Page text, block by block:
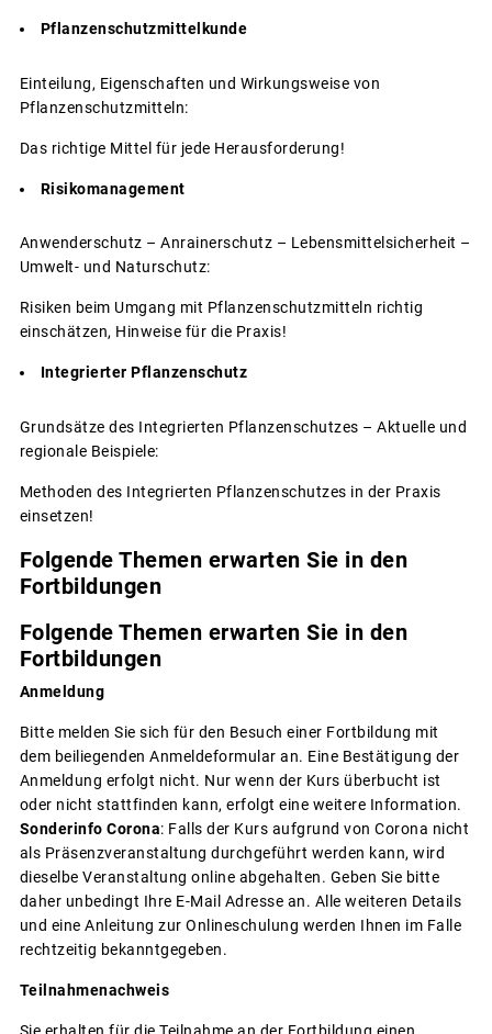
Pflanzenschutzmittelkunde
Einteilung, Eigenschaften und Wirkungsweise von
Pflanzenschutzmitteln:
Das richtige Mittel für jede Herausforderung!
Risikomanagement
Anwenderschutz – Anrainerschutz – Lebensmittelsicherheit –
Umwelt- und Naturschutz:
Risiken beim Umgang mit Pflanzenschutzmitteln richtig
einschätzen, Hinweise für die Praxis!
Integrierter Pflanzenschutz
Grundsätze des Integrierten Pflanzenschutzes – Aktuelle und
regionale Beispiele:
Methoden des Integrierten Pflanzenschutzes in der Praxis
einsetzen!
Folgende Themen erwarten Sie in den
Fortbildungen
Folgende Themen erwarten Sie in den
Fortbildungen
Anmeldung
Bitte melden Sie sich für den Besuch einer Fortbildung mit
dem beiliegenden Anmeldeformular an. Eine Bestätigung der
Anmeldung erfolgt nicht. Nur wenn der Kurs überbucht ist
oder nicht stattfinden kann, erfolgt eine weitere Information.
Sonderinfo Corona: Falls der Kurs aufgrund von Corona nicht
als Präsenzveranstaltung durchgeführt werden kann, wird
dieselbe Veranstaltung online abgehalten. Geben Sie bitte
daher unbedingt Ihre E-Mail Adresse an. Alle weiteren Details
und eine Anleitung zur Onlineschulung werden Ihnen im Falle
rechtzeitig bekanntgegeben.
Teilnahmenachweis
Sie erhalten für die Teilnahme an der Fortbildung einen